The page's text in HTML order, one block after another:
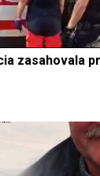
zasahovala